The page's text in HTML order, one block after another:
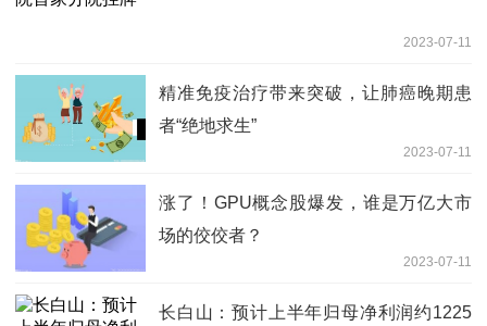
2023-07-11
精准免疫治疗带来突破，让肺癌晚期患
者“绝地求生”
2023-07-11
涨了！GPU概念股爆发，谁是万亿大市
场的佼佼者？
2023-07-11
长白山：预计上半年归母净利润约1225